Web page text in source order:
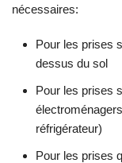
nécessaires:
Pour les prises
dessus du sol
Pour les prises
réfrigérateur)
Pour les prises